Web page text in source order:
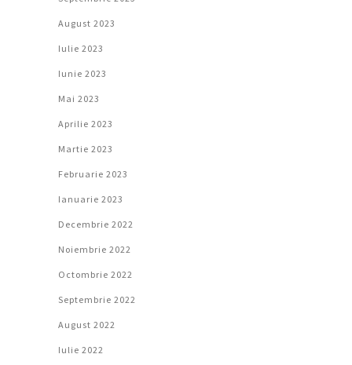
August 2023
Iulie 2023
Iunie 2023
Mai 2023
Aprilie 2023
Martie 2023
Februarie 2023
Ianuarie 2023
Decembrie 2022
Noiembrie 2022
Octombrie 2022
Septembrie 2022
August 2022
Iulie 2022